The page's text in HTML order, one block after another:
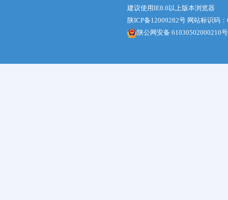
建议使用IE8.0以上版本浏览器
陕ICP备12009282号 网站标识码
陕公网安备 61030502000210号